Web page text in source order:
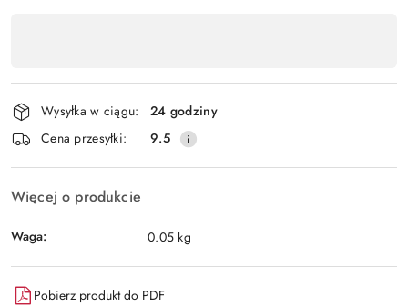
płatność
i
dostawa
Wysyłka w ciągu:
24 godziny
Cena przesyłki:
9.5
Więcej o produkcie
Waga: 0.05 kg
Pobierz produkt do PDF